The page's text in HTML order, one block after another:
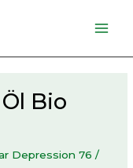
Bio
Depression 76 /